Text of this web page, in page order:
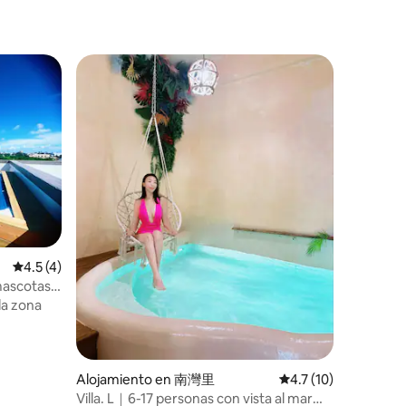
cuyo
Calificación promedio: 4.5 de 5, 4 reseñas
4.5 (4)
zona
Alojamiento en 南灣里 Calificación
4.7 (10)
Villa. L｜6-17 personas con vista al mar｜